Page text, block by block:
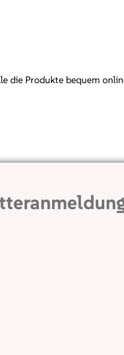
die Produkte bequem